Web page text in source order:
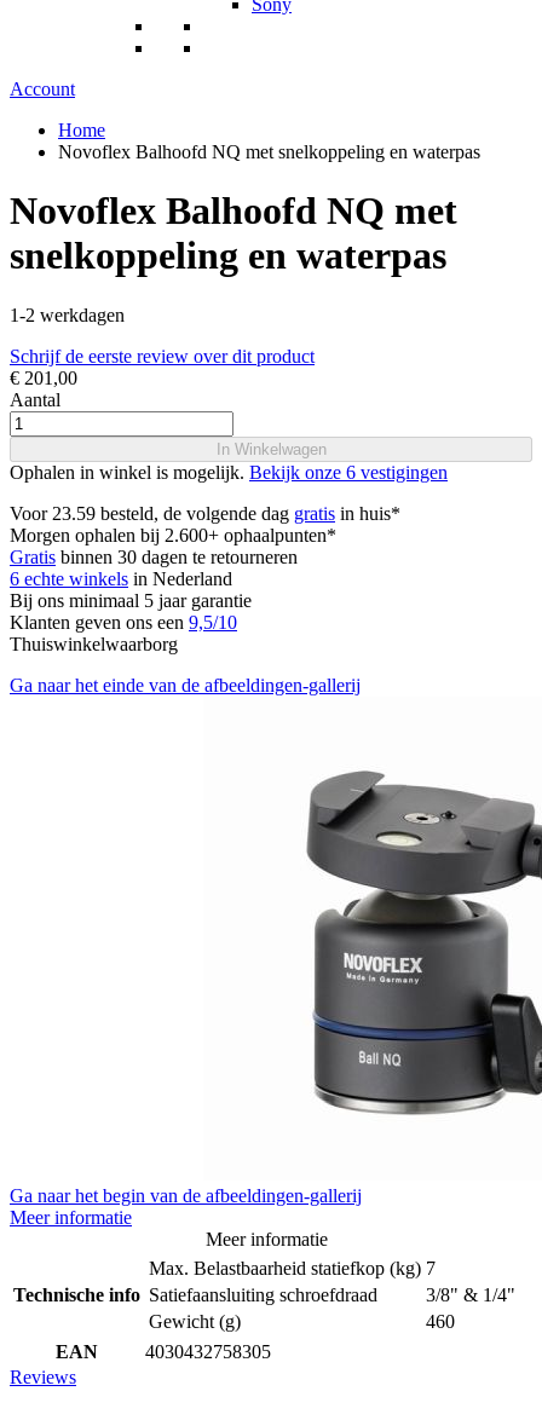
Sony
Account
Home
Novoflex Balhoofd NQ met snelkoppeling en waterpas
Novoflex Balhoofd NQ met
snelkoppeling en waterpas
1-2 werkdagen
Schrijf de eerste review over dit product
€ 201,00
Aantal
In Winkelwagen
Ophalen in winkel is mogelijk. Bekijk onze 6 vestigingen
Voor 23.59 besteld, de volgende dag gratis in huis*
Morgen ophalen bij 2.600+ ophaalpunten*
Gratis binnen 30 dagen te retourneren
6 echte winkels in Nederland
Bij ons minimaal 5 jaar garantie
Klanten geven ons een 9,5/10
Thuiswinkelwaarborg
Ga naar het einde van de afbeeldingen-gallerij
Ga naar het begin van de afbeeldingen-gallerij
Meer informatie
Meer informatie
Technische info
Max. Belastbaarheid statiefkop (kg) 7
Satiefaansluiting schroefdraad
3/8" & 1/4"
Gewicht (g)
460
EAN
4030432758305
Reviews